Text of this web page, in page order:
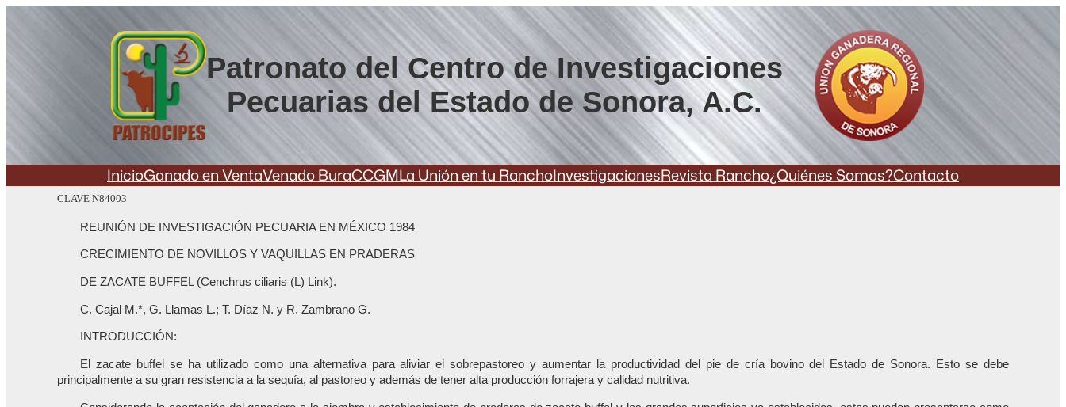
Patronato del Centro de Investigaciones
Pecuarias del Estado de Sonora, A.C.
InicioGanado en VentaVenado BuraCCGMLa Unión en tu RanchoInvestigacionesRevista Rancho¿Quiénes Somos?Contacto
CLAVE N84003
REUNIÓN DE INVESTIGACIÓN PECUARIA EN MÉXICO 1984
CRECIMIENTO DE NOVILLOS Y VAQUILLAS EN PRADERAS
DE ZACATE BUFFEL (Cenchrus ciliaris (L) Link).
C. Cajal M.*, G. Llamas L.; T. Díaz N. y R. Zambrano G.
INTRODUCCIÓN:
El zacate buffel se ha utilizado como una alternativa para aliviar el sobrepastoreo y aumentar la productividad del pie de cría bovino del Estado de Sonora. Esto se debe
principalmente a su gran resistencia a la sequía, al pastoreo y además de tener alta producción forrajera y calidad nutritiva.